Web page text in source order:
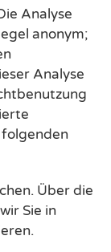
Analyse
anonym;
Analyse
Über die
Sie in